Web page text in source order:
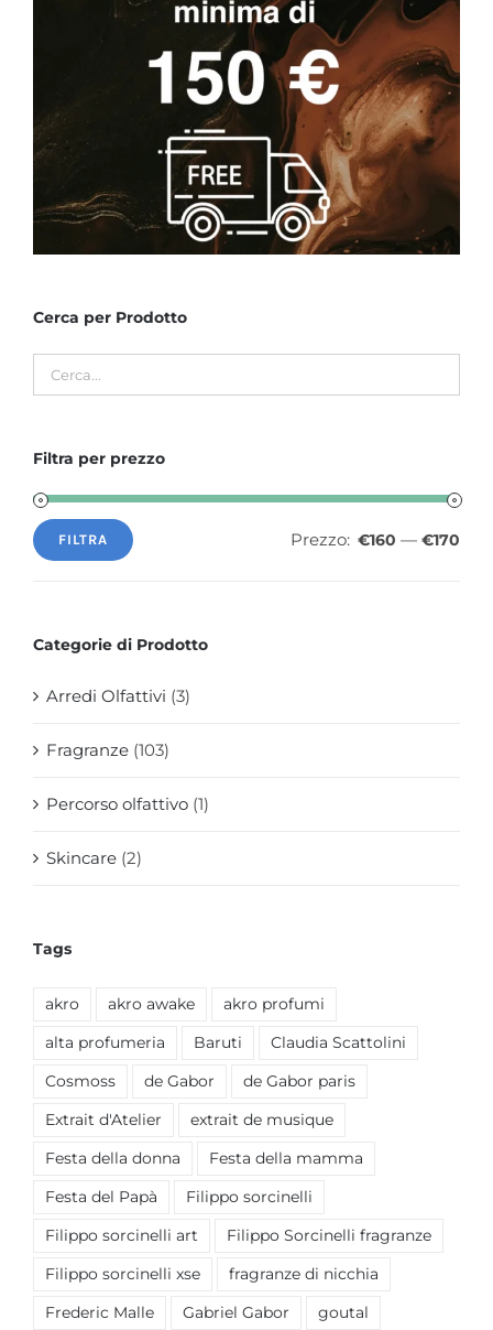
Cerca per Prodotto
Filtra per prezzo
Prezzo
Prezzo
FILTRA Prezzo: €160 — €170
Categorie di Prodotto
Arredi Olfattivi (3)
Fragranze (103)
Percorso olfattivo (1)
Skincare (2)
Tags
akro akro awake akro profumi
alta profumeria Baruti Claudia Scattolini
Cosmoss de Gabor de Gabor paris
Extrait d'Atelier extrait de musique
Festa della donna Festa della mamma
Festa del Papà Filippo sorcinelli
Filippo sorcinelli art Filippo Sorcinelli fragranze
Filippo sorcinelli xse fragranze di nicchia
Frederic Malle Gabriel Gabor goutal